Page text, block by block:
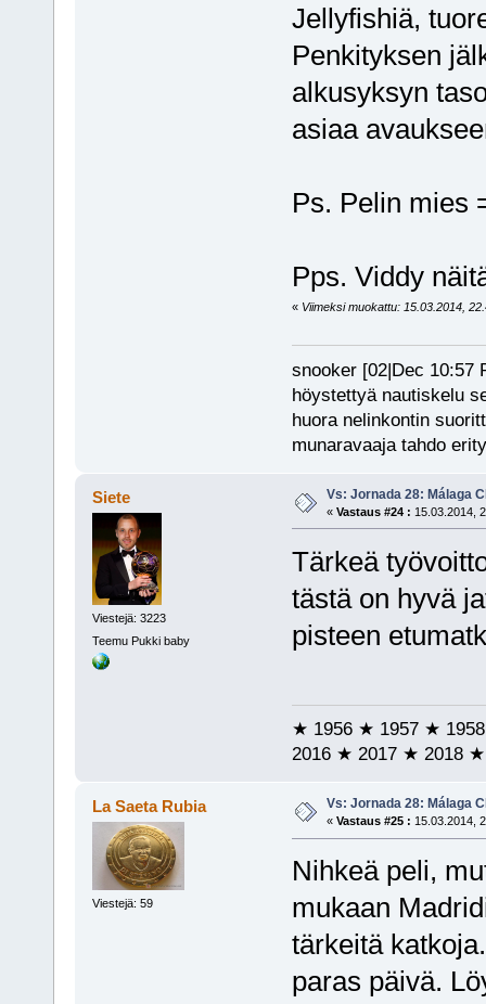
Jellyfishiä,
Penkityksen
alkusyksyn
asiaa
Ps. Pelin mies
Pps. Viddy
« Viimeksi muokattu: 15.03.2014,
snooker [02|Dec 10:57
höystettyä nautiskelu
huora nelinkontin
munaravaaja tahdo
Siete
Viestejä: 3223
Teemu Pukki baby
Vs: Jornada 28: Málaga
« Vastaus #24 : 15.03.2014,
Tärkeä
tästä on hyvä
pisteen
★ 1956 ★ 1957 ★
2016 ★ 2017 ★ 2018 ★
La Saeta Rubia
Viestejä: 59
Vs: Jornada 28: Málaga
« Vastaus #25 : 15.03.2014,
Nihkeä peli,
mukaan
tärkeitä
paras päivä.